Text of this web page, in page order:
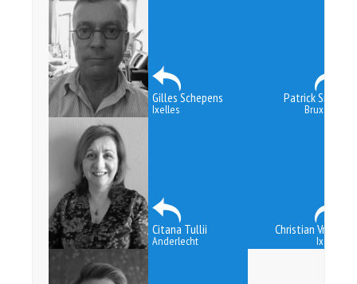
Gilles Schepens
Ixelles
Patrick Simar
Bruxelles
Citana Tullii
Anderlecht
Christian Vrient
Ixelles